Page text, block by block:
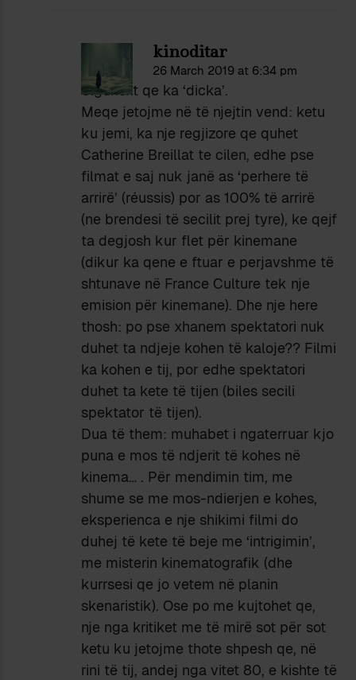
kinoditar
26 March 2019 at 6:34 pm
Sigurisht qe ka ‘dicka’.
Meqe jetojme në të njejtin vend: ketu
ku jemi, ka nje regjizore qe quhet
Catherine Breillat te cilen, edhe pse
filmat e saj nuk janë as ‘perhere të
arrirë’ (réussis) por as 100% të arrirë
(ne brendesi të secilit prej tyre), ke qejf
ta degjosh kur flet për kinemane
(dikur ka qene e ftuar e perjavshme të
shtunave në France Culture tek nje
emision për kinemane). Dhe nje here
thosh: po pse xhanem spektatori nuk
duhet ta ndjeje kohen të kaloje?? Filmi
ka kohen e tij, por edhe spektatori
duhet ta kete të tijen (biles secili
spektator të tijen).
Dua të them: muhabet i ngaterruar kjo
puna e mos të ndjerit të kohes në
kinema… . Për mendimin tim, me
shume se me mos-ndierjen e kohes,
eksperienca e nje shikimi filmi do
duhej të kete të beje me ‘intrigimin’,
me misterin kinematografik (dhe
kurrsesi qe jo vetem në planin
skenaristik). Ose po me kujtohet qe,
nje nga kritiket me të mirë sot për sot
ketu ku jetojme thote shpesh qe, në
rini të tij, andej nga vitet 80, e kishte të